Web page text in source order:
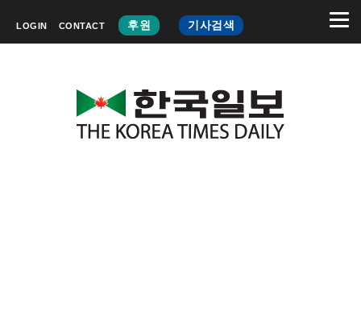
LOGIN CONTACT 후원 기사검색